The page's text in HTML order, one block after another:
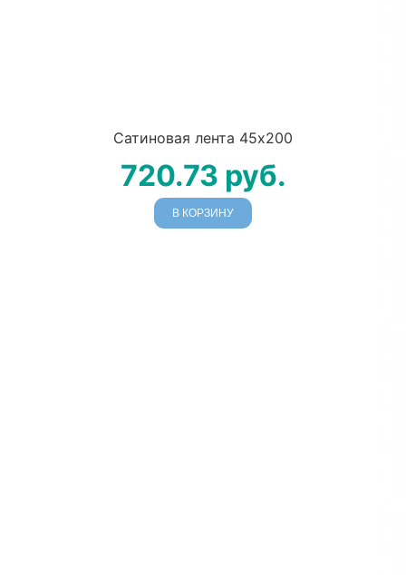
Сатиновая лента 45х200
720.73 руб.
В КОРЗИНУ